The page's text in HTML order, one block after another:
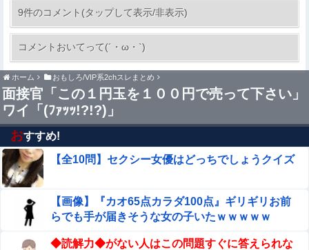
い。結婚してもう６年にもなるので流石にうんざり
【衝撃】震災で母親に「置いていかないで」と言
われて置いていった娘！⇒ (※画像あり)
【VTuber】 NHK「ぶいあーる！」真夏のホラーSPに月
ノ美兎・ましろ爻・市松寿ゞ謡が出演！“VTuber×ホラ
ー”を語る【8/8(土)21:05】
【●●画像】ビリー・アイリッシュ、マ○コ（女性器）披露
【エ□漫画】 バリキャリ美人弁護士が○校の時に一瞬だけ
付き合ったクズな元カレを気の迷いで家に上げてしまい体
を奪われてしまったんだけど、快楽に負けてカスチ●ポに
墜とされちゃう
【速報】超かぐや姫さん、とんでもないスピンオフ漫画が
連載決定ｗｗｗｗｗｗｗｗｗｗｗｗｗｗｗｗｗｗｗｗｗ
西川貴教アニキ、ミュージックステーションで”魅惑の
9件のコメント(タップして表示/非表示)
コメントおいてって(´・ω・`)
ホーム おもしろ/VIP系2chスレまとめ
面接官「この１円玉を１００円で売って下さい」
ワイ「(ﾌｧｯｯ!?!?)」
おすすめ!
【全10問】セクシー女優はどっちでしょうクイズ
【画像】『カオ65点カラダ100点』ギリギリお前
らでも手が届きそうな女の子いたｗｗｗｗｗ
◆読解力◆がない人はこの問題すぐに答えられな